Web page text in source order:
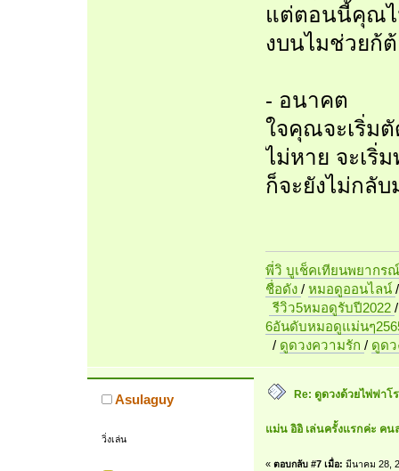
แต่ตอนนี้คุณไ
งบนไมช่วยก้
- อนาคต
ใจคุณจะเริ่ม
ไม่หาย จะเริ่
ก็จะยังไม่กลับ
พี่วิ บูเช็คเทียนพยากร
ชื่อดัง / หมอดูออนไลน์
รีวิว5หมอดูรับปี2022
6อันดับหมอดูแม่นๆ
/ ดูดวงความรัก / ดูด
Asulaguy
วิ่งเล่น
Re: ดูดวงด้วยไพ่ฟา
แม่น อิอิ เล่นครั้งแรกค่ะ คน
« ตอบกลับ #7 เมื่อ: มีนาคม 28,